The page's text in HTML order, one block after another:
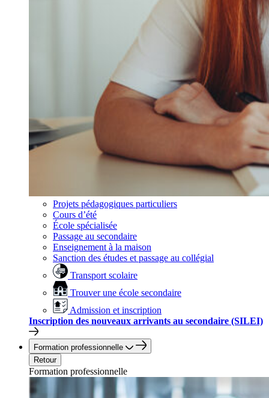
Projets pédagogiques particuliers
Cours d’été
École spécialisée
Passage au secondaire
Enseignement à la maison
Sanction des études et passage au collégial
Transport scolaire
Trouver une école secondaire
Admission et inscription
Inscription des nouveaux arrivants au secondaire (SILEI)
Formation professionnelle
Retour
Formation professionnelle